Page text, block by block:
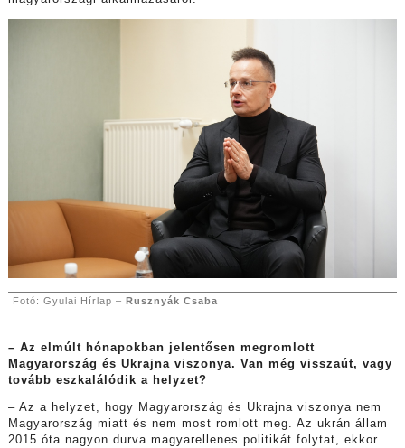
Fotó: Gyulai Hírlap – Rusznyák Csaba
– Az elmúlt hónapokban jelentősen megromlott
Magyarország és Ukrajna viszonya. Van még visszaút, vagy
tovább eszkalálódik a helyzet?
– Az a helyzet, hogy Magyarország és Ukrajna viszonya nem
Magyarország miatt és nem most romlott meg. Az ukrán állam
2015 óta nagyon durva magyarellenes politikát folytat, ekkor